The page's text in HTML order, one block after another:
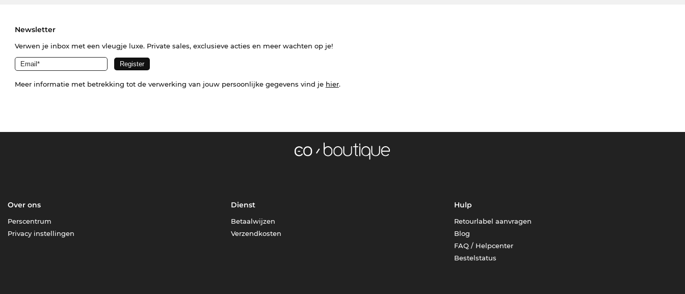
Newsletter
Verwen je inbox met een vleugje luxe. Private sales, exclusieve acties en meer wachten op je!
Meer informatie met betrekking tot de verwerking van jouw persoonlijke gegevens vind je hier.
Over ons
Perscentrum
Privacy instellingen
Dienst
Betaalwijzen
Verzendkosten
Hulp
Retourlabel aanvragen
Blog
FAQ / Helpcenter
Bestelstatus